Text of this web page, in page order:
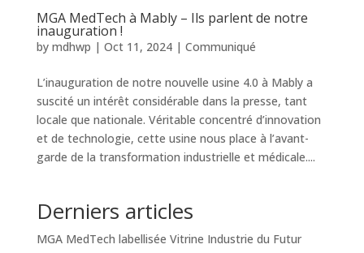
MGA MedTech à Mably – Ils parlent de notre
inauguration !
by mdhwp | Oct 11, 2024| Communiqué
L’inauguration de notre nouvelle usine 4.0 à Mably a
suscité un intérêt considérable dans la presse, tant
locale que nationale. Véritable concentré d’innovation
et de technologie, cette usine nous place à l’avant-
garde de la transformation industrielle et médicale....
Derniers articles
MGA MedTech labellisée Vitrine Industrie du Futur